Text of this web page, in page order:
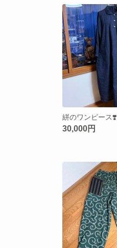
絣のワンピース❣️
30,000円